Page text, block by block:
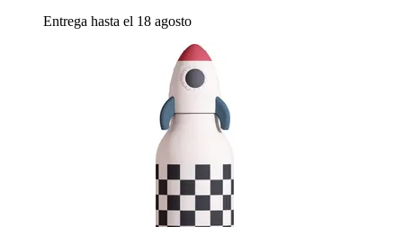
Entrega hasta el 18 agosto